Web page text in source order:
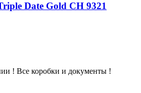
Date Gold CH 9321
! Все коробки и документы !